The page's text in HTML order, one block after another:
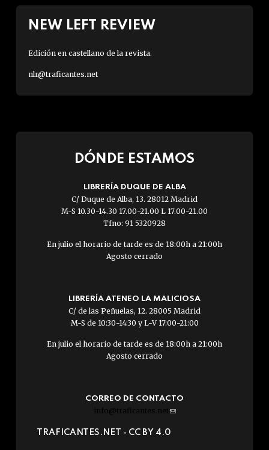
NEW LEFT REVIEW
Edición en castellano de la revista.
nlr@traficantes.net
DÓNDE ESTAMOS
LIBRERÍA DUQUE DE ALBA
C/ Duque de Alba, 13. 28012 Madrid
M-S 10.30-14.30 17.00-21.00 L 17.00-21.00
Tfno: 91 5320928
En julio el horario de tarde es de 18:00h a 21:00h
Agosto cerrado
LIBRERÍA ATENEO LA MALICIOSA
C/ de las Peñuelas, 12. 28005 Madrid
M-S de 10:30-14:30 y L-V 17:00-21:00
En julio el horario de tarde es de 18:00h a 21:00h
Agosto cerrado
CORREO DE CONTACTO
info@traficantes.net (link
e-
TRAFICANTES.NET - CC BY 4.0